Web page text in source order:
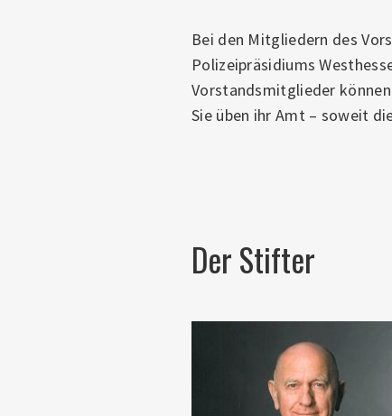
Bei den Mitgliedern des
Polizeipräsidiums
Vorstandsmitglieder
Sie üben ihr Amt – soweit
Der Stifter